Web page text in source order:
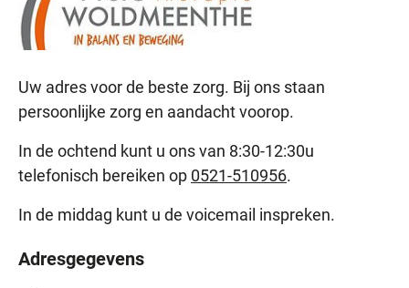
Uw adres voor de beste zorg. Bij ons staan
persoonlijke zorg en aandacht voorop.
In de ochtend kunt u ons van 8:30-12:30u
telefonisch bereiken op 0521-510956.
In de middag kunt u de voicemail inspreken.
Adresgegevens